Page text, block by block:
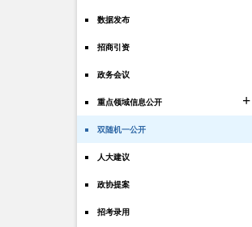
数据发布
招商引资
政务会议
重点领域信息公开 +
双随机一公开
人大建议
政协提案
招考录用